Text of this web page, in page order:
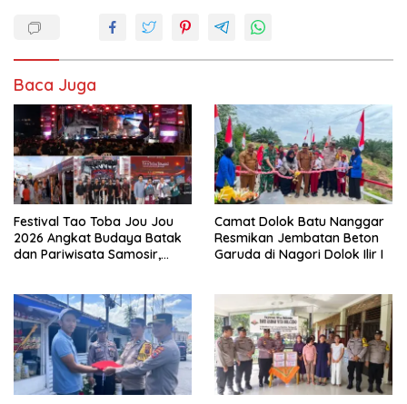
Baca Juga
Festival Tao Toba Jou Jou
2026 Angkat Budaya Batak
dan Pariwisata Samosir,
Camat Dolok Batu Nanggar
Resmikan Jembatan Beton
Garuda di Nagori Dolok Ilir I